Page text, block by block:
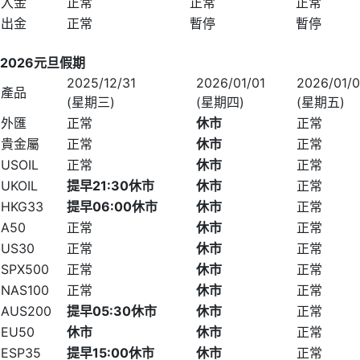
出金
正常 暫停 暫停
2026元旦假期
產品
2025/12/31
(星期三)
2026/01/01
(星期四)
2026/01/
(星期五)
外匯
正常 休市
正常
貴金屬
正常 休市
正常
USOIL
正常 休市
正常
UKOIL
提早21:30休市 休市
正常
HKG33
提早06:00休市 休市
正常
A50
正常 休市
正常
US30
正常 休市
正常
SPX500
正常 休市
正常
NAS100
正常 休市
正常
AUS200
提早05:30休市 休市
正常
EU50
休市 休市
正常
ESP35
提早15:00休市 休市 正常